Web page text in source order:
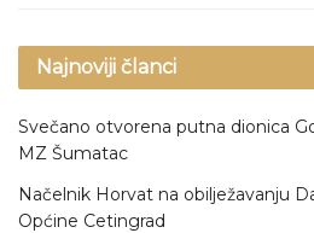
Najnoviji članci
Svečano otvorena putna dionica
MZ Šumatac
Načelnik Horvat na obilježavanju
Općine Cetingrad